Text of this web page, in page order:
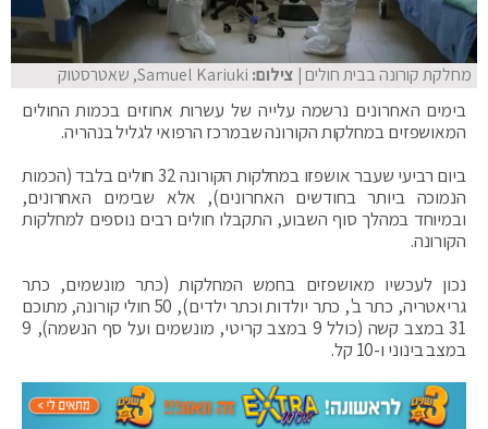
מחלקת קורונה בבית חולים | צילום: Samuel Kariuki, שאטרסטוק
בימים האחרונים נרשמה עלייה של עשרות אחוזים בכמות החולים
המאושפזים במחלקות הקורונה שבמרכז הרפואי לגליל בנהריה.
ביום רביעי שעבר אושפזו במחלקות הקורונה 32 חולים בלבד (הכמות
הנמוכה ביותר בחודשים האחרונים), אלא שבימים האחרונים,
ובמיוחד במהלך סוף השבוע, התקבלו חולים רבים נוספים למחלקות
הקורונה.
נכון לעכשיו מאושפזים בחמש המחלקות (כתר מונשמים, כתר
גריאטריה, כתר ב', כתר יולדות וכתר ילדים), 50 חולי קורונה, מתוכם
31 במצב קשה (כולל 9 במצב קריטי, מונשמים ועל סף הנשמה), 9
במצב בינוני ו-10 קל.